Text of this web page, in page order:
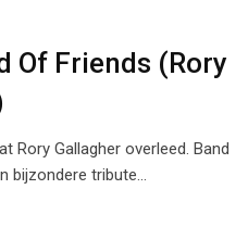
Of Friends (Rory
Rory Gallagher overleed. Band
bijzondere tribute…